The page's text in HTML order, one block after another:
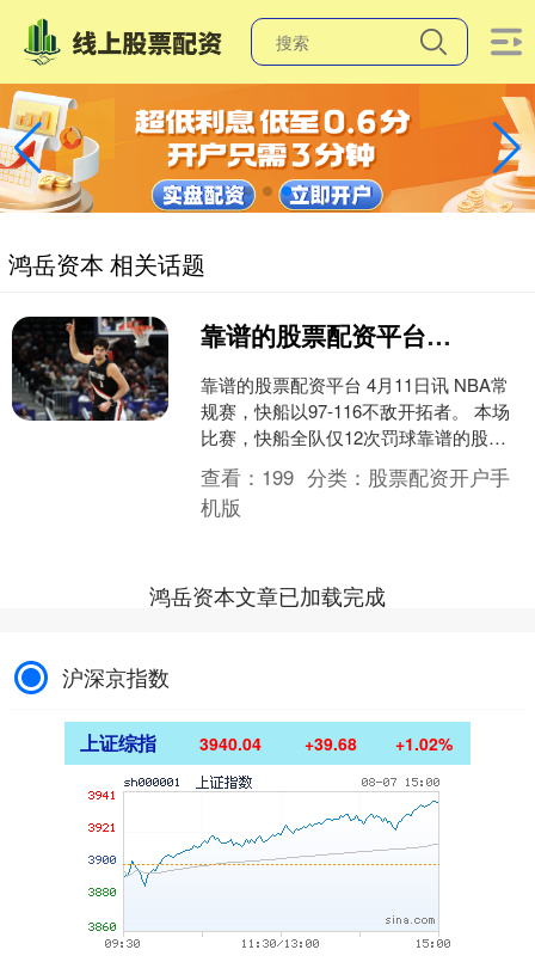
鸿岳资本 相关话题
靠谱的股票配资平台 快船今天全队12罚 阿夫迪亚一人13罚&开拓者全队35罚
靠谱的股票配资平台 4月11日讯 NBA常
规赛，快船以97-116不敌开拓者。 本场
比赛，快船全队仅12次罚球靠谱的股票
配资平台，而开拓者全队35罚，其中阿
夫迪....
查看： 199 分类： 股票配资开户手
机版
鸿岳资本文章已加载完成
沪深京指数
上证综指 3940.04 +39.68 +1.02%